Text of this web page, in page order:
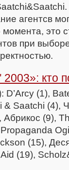
агентсв
это
при
кто
D’Arcy (1),
& Saatchi (4),
(9),
(15),
(19),